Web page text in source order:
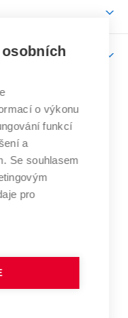
učení
technické
o výkonu
funkcí
a
Se souhlasem
pro